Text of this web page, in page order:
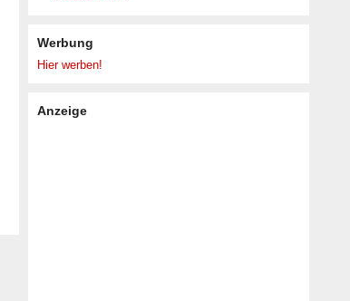
Werbung
Hier werben!
Anzeige